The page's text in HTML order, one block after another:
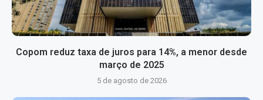
Copom reduz taxa de juros para 14%, a menor desde
março de 2025
5 de agosto de 2026